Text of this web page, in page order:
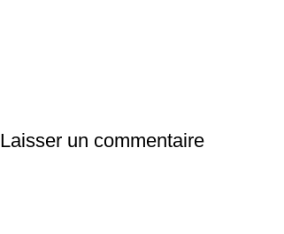
Laisser un commentaire